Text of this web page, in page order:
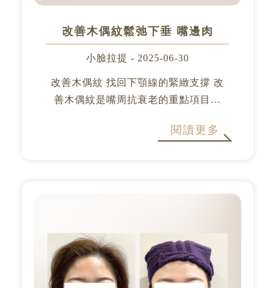
改善木偶紋鬆弛下垂 嘴邊肉
小臉拉提 - 2025-06-30
改善木偶紋 找回下顎線的緊緻支撐 改
善木偶紋是嘴周抗衰老的重點項目之
（Mandibular Retaining Ligament）的
閱讀更多